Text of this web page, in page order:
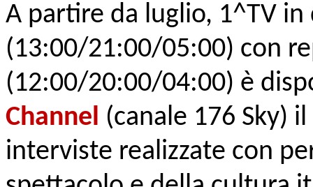
A partire da luglio, 1^TV
(13:00/21:00/05:00) con
(12:00/20:00/04:00) è
Channel (canale 176 Sky)
interviste realizzate con